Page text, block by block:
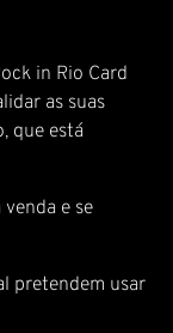
in Rio Card
as suas
que está
e se
pretendem usar